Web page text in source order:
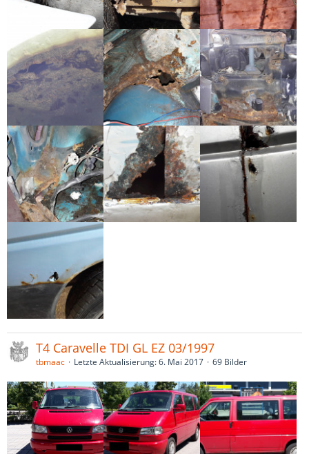
T4 Caravelle TDI GL EZ 03/1997
tbmaac Letzte Aktualisierung:6. Mai 2017 69 Bilder